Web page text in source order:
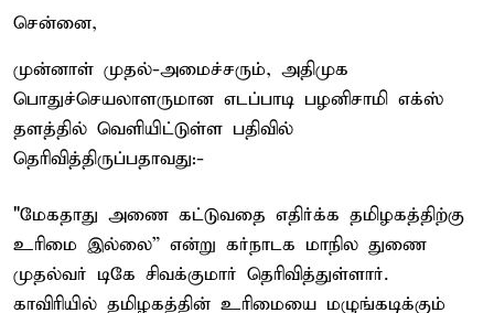
சென்னை,
முன்னாள் முதல்-அமைச்சரும், அதிமுக
பொதுச்செயலாளருமான எடப்பாடி பழனிசாமி எக்ஸ்
தளத்தில் வெளியிட்டுள்ள பதிவில்
தெரிவித்திருப்பதாவது:-
"மேகதாது அணை கட்டுவதை எதிர்க்க தமிழகத்திற்கு
உரிமை இல்லை” என்று கர்நாடக மாநில துணை
முதல்வர் டிகே சிவக்குமார் தெரிவித்துள்ளார்.
காவிரியில் தமிழகத்தின் உரிமையை மழுங்கடிக்கும்